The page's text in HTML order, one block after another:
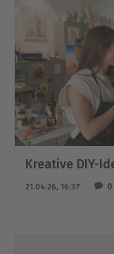
Kreative DIY-
21.04.26, 16:37 0